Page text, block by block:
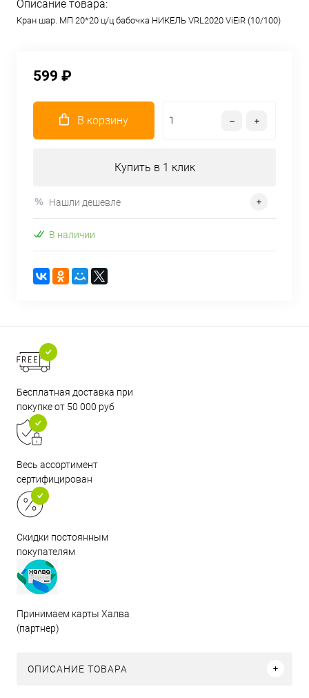
Описание товара:
Кран шар. МП 20*20 ц/ц бабочка НИКЕЛЬ VRL2020 ViEiR (10/100)
599 ₽
В корзину
Купить в 1 клик
Нашли дешевле
В наличии
Бесплатная доставка при
покупке от 50 000 руб
Весь ассортимент
сертифицирован
Скидки постоянным
покупателям
Принимаем карты Халва
(партнер)
ОПИСАНИЕ ТОВАРА